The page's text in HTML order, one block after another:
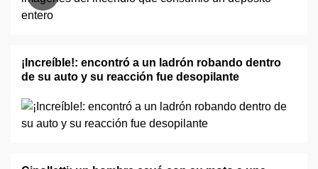
¡Increíble!: encontró a un ladrón robando dentro
de su auto y su reacción fue desopilante